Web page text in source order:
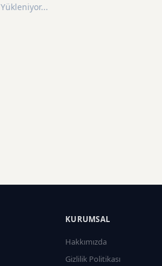
Yükleniyor...
KURUMSAL
Hakkımızda
Gizlilik Politikası